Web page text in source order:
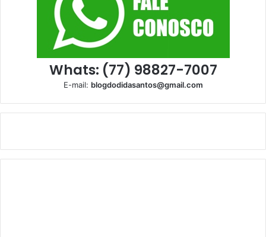
Whats: (77) 98827-7007
E-mail: blogdodidasantos@gmail.com